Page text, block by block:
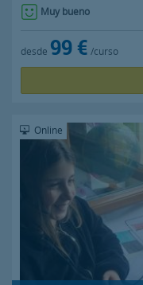
Muy bueno
desde 99 € /curso
Online